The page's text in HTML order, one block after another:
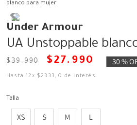
blanco para mujer
Under Armour
UA Unstoppable
$39.990 $ 27. 990 30 %
Hasta12 x $2333 ,0 de interés
Talla
XS S M L